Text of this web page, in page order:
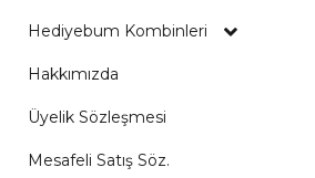
Hediyebum Kombinleri
Hakkımızda
Üyelik Sözleşmesi
Mesafeli Satış Söz.